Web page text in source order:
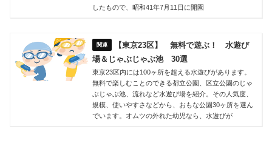
したもので、昭和41年7月11日に開園
【東京23区】 無料で遊ぶ！ 水遊び
場＆じゃぶじゃぶ池 30選
東京23区内には100ヶ所を超える水遊びがあります。
無料で楽しむことのできる都立公園、区立公園のじゃ
ぶじゃぶ池、流れなど水遊び場を紹介。その人気度、
規模、使いやすさなどから、おもな公園30ヶ所を選ん
でいます。オムツの外れた幼児なら、水遊びが